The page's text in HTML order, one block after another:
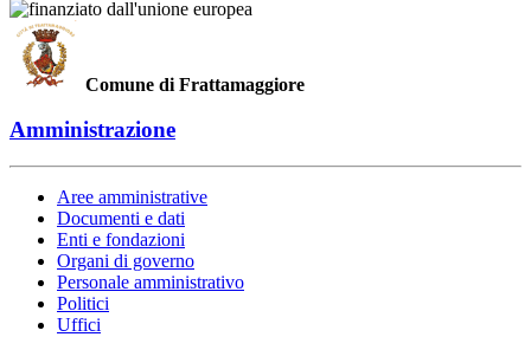
Comune di Frattamaggiore
Amministrazione
Aree amministrative
Documenti e dati
Enti e fondazioni
Organi di governo
Personale amministrativo
Politici
Uffici